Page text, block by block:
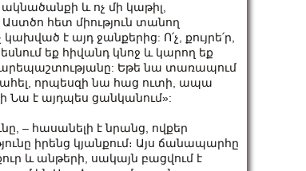
և ոչ մի կաթիլ,
հետ միություն տանող
է այդ ջանքերից: Ո՛չ, քույրե՛ր,
եք հիվանդ կնոջ և կարող եք
բարեպաշտությանը: Եթե նա տառապում
որպեսզի նա հաց ուտի, ապա
Նա է այդպես ցանկանում»:
– հասանելի է նրանց, ովքեր
իրենց կյանքում։ Այս ճանապարհը
և անթերի, սակայն բացվում է